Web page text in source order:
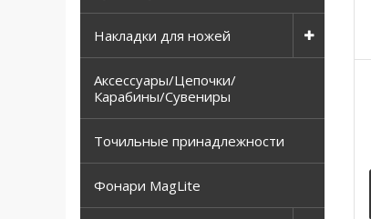
Накладки для ножей
Аксессуары/Цепочки/
Карабины/Сувениры
Точильные принадлежности
Фонари MagLite